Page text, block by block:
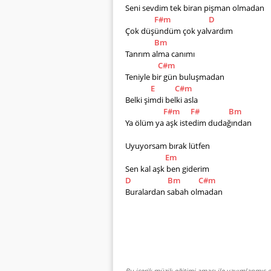
Seni sevdim tek biran pişman olmadan
F#m
D
Çok düşündüm çok yalvardım
Bm
Tanrım alma canımı
C#m
Teniyle bir gün buluşmadan
E
C#m
Belki şimdi belki asla
F#m
F#
Bm
Ya ölüm ya aşk istedim dudağından
Uyuyorsam bırak lütfen
Em
Sen kal aşk ben giderim
D
Bm
C#m
Buralardan sabah olmadan